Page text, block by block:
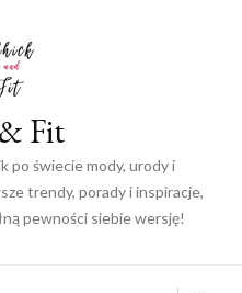
Fit
po świecie mody, urody i
trendy, porady i inspiracje,
pewności siebie wersję!